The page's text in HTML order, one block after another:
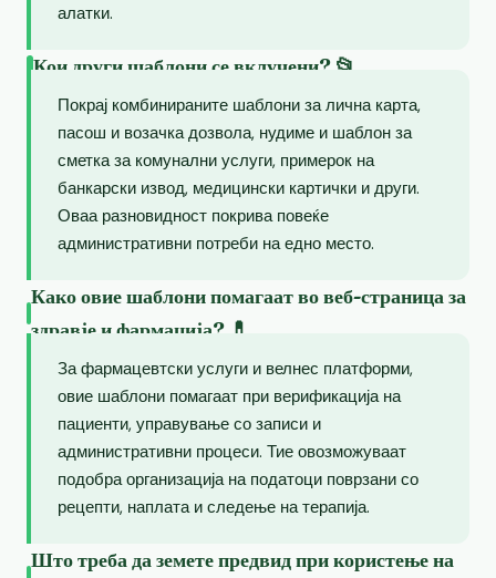
алатки.
Кои други шаблони се вклучени? 📂
Покрај комбинираните шаблони за лична карта,
пасош и возачка дозвола, нудиме и шаблон за
сметка за комунални услуги, примерок на
банкарски извод, медицински картички и други.
Оваа разновидност покрива повеќе
административни потреби на едно место.
Како овие шаблони помагаат во веб-страница за
здравје и фармација? 💊
За фармацевтски услуги и велнес платформи,
овие шаблони помагаат при верификација на
пациенти, управување со записи и
административни процеси. Тие овозможуваат
подобра организација на податоци поврзани со
рецепти, наплата и следење на терапија.
Што треба да земете предвид при користење на